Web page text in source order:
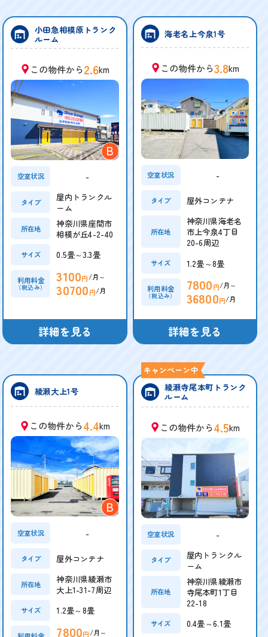
小田急相模原トランク
ルーム
この物件から2.6km
B
空室状況 -
タイプ
屋内トランクル
ーム
所在地
神奈川県座間市
相模が丘4-2-40
サイズ 0.5畳～3.3畳
利用料金
（税込み）
3100円/月～
30700円/月
詳細を見る
海老名上今泉1号
この物件から3.8km
空室状況 -
タイプ 屋外コンテナ
所在地
神奈川県海老名
市上今泉4丁目
20-6周辺
サイズ 1.2畳～8畳
利用料金
（税込み）
7800円/月～
36800円/月
詳細を見る
綾瀬大上1号
この物件から4.4km
B
空室状況 -
タイプ 屋外コンテナ
所在地
神奈川県綾瀬市
大上1-31-7周辺
サイズ 1.2畳～8畳
7800円/月～
綾瀬寺尾本町トランク
ルーム
この物件から4.5km
空室状況 -
タイプ
屋内トランクル
ーム
所在地
神奈川県綾瀬市
寺尾本町1丁目
22-18
サイズ 0.4畳～6.1畳